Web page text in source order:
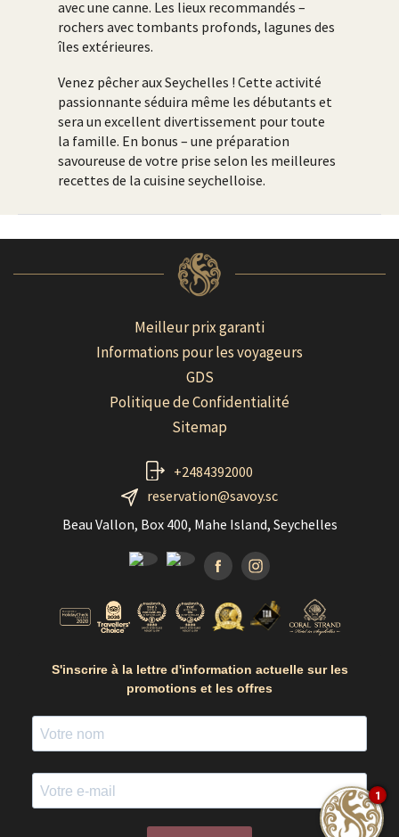
avec une canne. Les lieux recommandés –
rochers avec tombants profonds, lagunes des
îles extérieures.
Venez pêcher aux Seychelles ! Cette activité
passionnante séduira même les débutants et
sera un excellent divertissement pour toute
la famille. En bonus – une préparation
savoureuse de votre prise selon les meilleures
recettes de la cuisine seychelloise.
Meilleur prix garanti
Informations pour les voyageurs
GDS
Politique de Confidentialité
Sitemap
+2484392000
reservation@savoy.sc
Beau Vallon, Box 400, Mahe Island, Seychelles
FacebookInstagramm
S'inscrire à la lettre d'information actuelle sur les
promotions et les offres
1